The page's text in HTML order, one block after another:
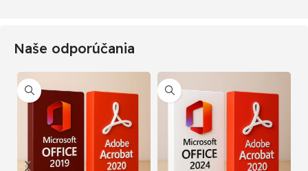
Naše odporúčania